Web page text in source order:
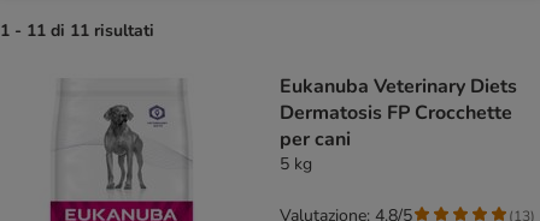
1 - 11 di 11 risultati
Eukanuba Veterinary Diets
Dermatosis FP Crocchette
per cani
5 kg
Valutazione: 4.8/5 (13)